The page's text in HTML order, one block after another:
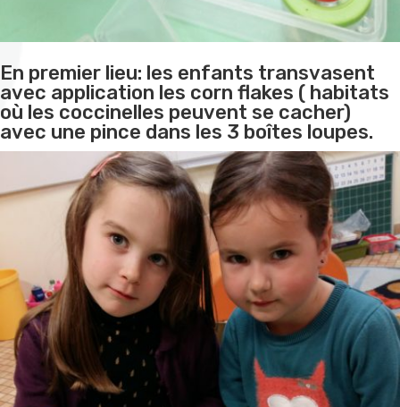
En premier lieu: les enfants transvasent
avec application les corn flakes ( habitats
où les coccinelles peuvent se cacher)
avec une pince dans les 3 boîtes loupes.